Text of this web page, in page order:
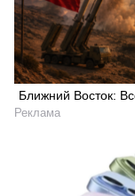
Ближний Восток:
Реклама